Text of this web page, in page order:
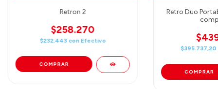
Retron 2
$258.270
$232.443 con Efectivo
Retro Duo
$395.737,20